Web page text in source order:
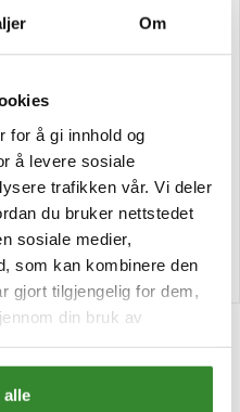
Om
for å gi innhold og
å levere sosiale
trafikken vår. Vi deler
du bruker nettstedet
sosiale medier,
som kan kombinere den
gjort tilgjengelig for dem,
din bruk av
alle
Sosa pectin jaune 500g
Pris
kr 571,84 /stk
Tilgjengelig
Kjøp